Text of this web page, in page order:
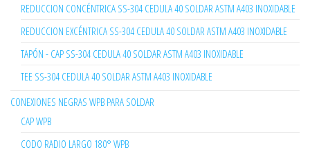
REDUCCION CONCÉNTRICA SS-304 CEDULA 40 SOLDAR ASTM A403 INOXIDABLE
REDUCCION EXCÉNTRICA SS-304 CEDULA 40 SOLDAR ASTM A403 INOXIDABLE
TAPÓN - CAP SS-304 CEDULA 40 SOLDAR ASTM A403 INOXIDABLE
TEE SS-304 CEDULA 40 SOLDAR ASTM A403 INOXIDABLE
CONEXIONES NEGRAS WPB PARA SOLDAR
CAP WPB
CODO RADIO LARGO 180° WPB